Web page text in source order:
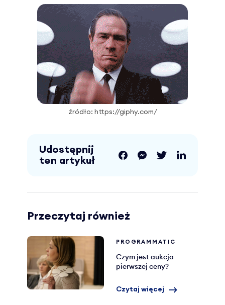
źródło: https://giphy.com/
Udostępnij
ten artykuł
Przeczytaj również
PROGRAMMATIC
Czym jest aukcja
pierwszej ceny?
Czytaj więcej